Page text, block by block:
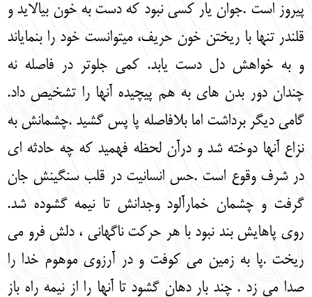
پیروز است .جوان یار کسی نبود که دست به خون بیالاید و
قلندر تنها با ریختن خون حریف، می‏توانست خود را بنمایاند
و به خواهش دل دست یابد. کمی جلوتر در فاصله نه
چندان دور بدن های به هم پیچیده آنها را تشخیص داد.
گامی دیگر برداشت اما بلافاصله پا پس گشید .چشمانش به
نزاع آنها دوخته شد و درآن لحظه فهمید که چه حادثه ای
در شرف وقوع است .حس انسانیت در قلب سنگینش جان
گرفت و چشمان خمارآلود وجدانش تا نیمه گشوده شد.
روی پاهایش بند نبود با هر حرکت ناگهانی ، دلش فرو می
ریخت .پا به زمین می کوفت و در آرزوی موهوم خدا را
صدا می زد . چند بار دهان گشود تا آنها را از نیمه راه باز